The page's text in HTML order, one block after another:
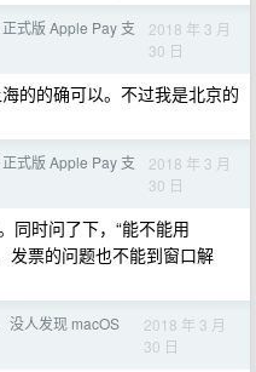
式版 Apple Pay 支
2018 年 3 月
30 日
的的确可以。不过我是北京的
式版 Apple Pay 支
2018 年 3 月
30 日
同时问了下，“能不能用
发票的问题也不能到窗口解
没人发现 macOS
2018 年 3 月
30 日